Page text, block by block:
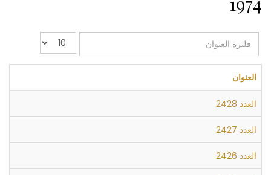
فلترة
العنوان
عدد
الإظهارات:
العنوان
العدد 2428
العدد 2427
العدد 2426